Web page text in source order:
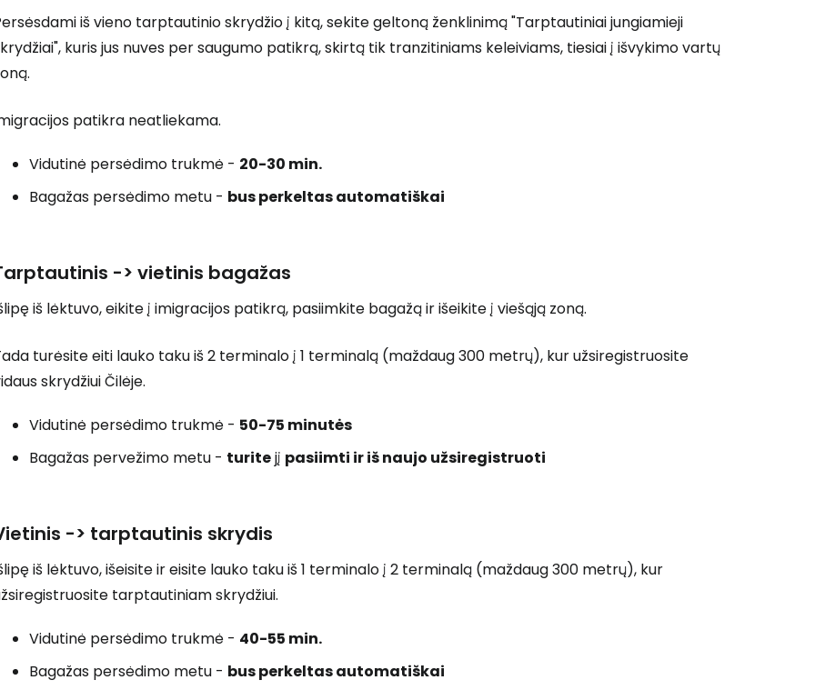
iš vieno tarptautinio skrydžio į kitą, sekite geltoną ženklinimą "Tarptautiniai jungiamieji
kuris jus nuves per saugumo patikrą, skirtą tik tranzitiniams keleiviams, tiesiai į išvykimo vartų
patikra neatliekama.
Vidutinė persėdimo trukmė - 20-30 min.
Bagažas persėdimo metu - bus perkeltas automatiškai
-> vietinis bagažas
iš lėktuvo, eikite į imigracijos patikrą, pasiimkite bagažą ir išeikite į viešąją zoną.
turėsite eiti lauko taku iš 2 terminalo į 1 terminalą (maždaug 300 metrų), kur užsiregistruosite
skrydžiui Čilėje.
Vidutinė persėdimo trukmė - 50-75 minutės
Bagažas pervežimo metu - turitejį pasiimti ir iš naujo užsiregistruoti
-> tarptautinis skrydis
iš lėktuvo, išeisite ir eisite lauko taku iš 1 terminalo į 2 terminalą (maždaug 300 metrų), kur
tarptautiniam skrydžiui.
Vidutinė persėdimo trukmė - 40-55 min.
Bagažas persėdimo metu - bus perkeltas automatiškai
Tęsti su Facebook